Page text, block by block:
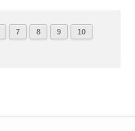
7 8 9
10